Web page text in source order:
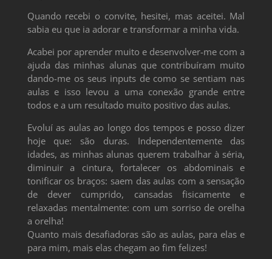
Quando recebi o convite, hesitei, mas aceitei. Mal
sabia eu que ia adorar e transformar a minha vida.
Acabei por aprender muito e desenvolver-me com a
ajuda das minhas alunas que contribuíram muito
dando-me os seus inputs de como se sentiam nas
aulas e isso levou a uma conexão grande entre
todos e a um resultado muito positivo das aulas.
Evoluí as aulas ao longo dos tempos e posso dizer
hoje que: são duras. Independentemente das
idades, as minhas alunas querem trabalhar à séria,
diminuir a cintura, fortalecer os abdominais e
tonificar os braços: saem das aulas com a sensação
de dever cumprido, cansadas fisicamente e
relaxadas mentalmente: com um sorriso de orelha
a orelha!
Quanto mais desafiadoras são as aulas, para elas e
para mim, mais elas chegam ao fim felizes!